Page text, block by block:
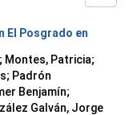
El Posgrado en
; Montes, Patricia;
; Padrón
Benjamín;
Galván, Jorge